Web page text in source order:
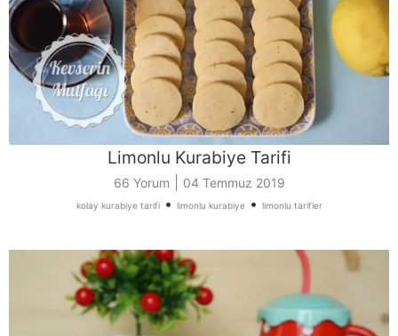
Limonlu Kurabiye Tarifi
66 Yorum 04 Temmuz 2019
kolay kurabiye tarifi• limonlu kurabiye• limonlu tarifler